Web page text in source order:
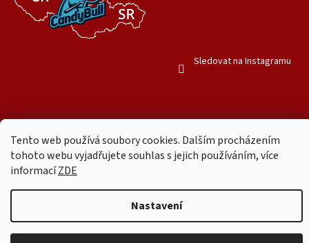
Tento web používá soubory cookies. Dalším procházením
tohoto webu vyjadřujete souhlas s jejich používáním, více
informacíZDE
Nastavení
Sledovat na Instagramu
Vytvořil Shoptet
Copyright 2026Mr. Candy Bull. Všechna práva vyhrazena.Upravit
nastavení cookies